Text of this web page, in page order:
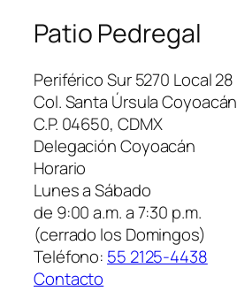
Patio Pedregal
Periférico Sur 5270 Local 28
Col. Santa Úrsula Coyoacán
C.P. 04650, CDMX
Delegación Coyoacán
Horario
Lunes a Sábado
de 9:00 a.m. a 7:30 p.m.
(cerrado los Domingos)
Teléfono: 55 2125-4438
Contacto